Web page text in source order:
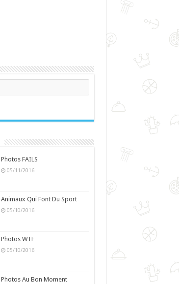
Photos FAILS
05/11/2016
Animaux Qui Font Du Sport
05/10/2016
Photos WTF
05/10/2016
Photos Au Bon Moment